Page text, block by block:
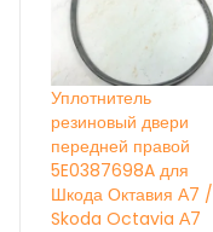
Уплотнитель
резиновый двери
передней правой
5E0387698A для
Шкода Октавия А7 /
Skoda Octavia А7